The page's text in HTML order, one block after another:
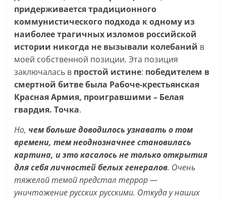
придерживается традиционного
коммунистического подхода к одному из
наиболее трагичных изломов российской
истории никогда не вызывали колебаний в
моей собственной позиции. Эта позиция
заключалась в простой истине: победителем в
смертной битве была Рабоче-крестьянская
Красная Армия, проигравшими – Белая
гвардия. Точка.
Но, чем больше доводилось узнавать о том
времени, тем неоднозначнее становилась
картина, и это касалось не только открытия
для себя личностей белых генералов. Очень
тяжелой темой предстал террор —
уничтожение русских русскими. Откуда у наших